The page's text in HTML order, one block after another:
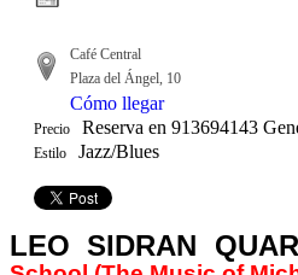
Café Central
Plaza del Ángel, 10
Cómo llegar
Precio Reserva en 913694143
Estilo Jazz/Blues
LEO SIDRAN